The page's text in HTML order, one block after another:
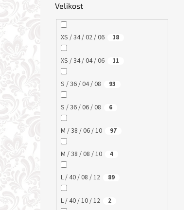
Velikost
XS / 34 / 02 / 06 18
XS / 34 / 04 / 06 11
S / 36 / 04 / 08 93
S / 36 / 06 / 08 6
M / 38 / 06 / 10 97
M / 38 / 08 / 10 4
L / 40 / 08 / 12 89
L / 40 / 10 / 12 2